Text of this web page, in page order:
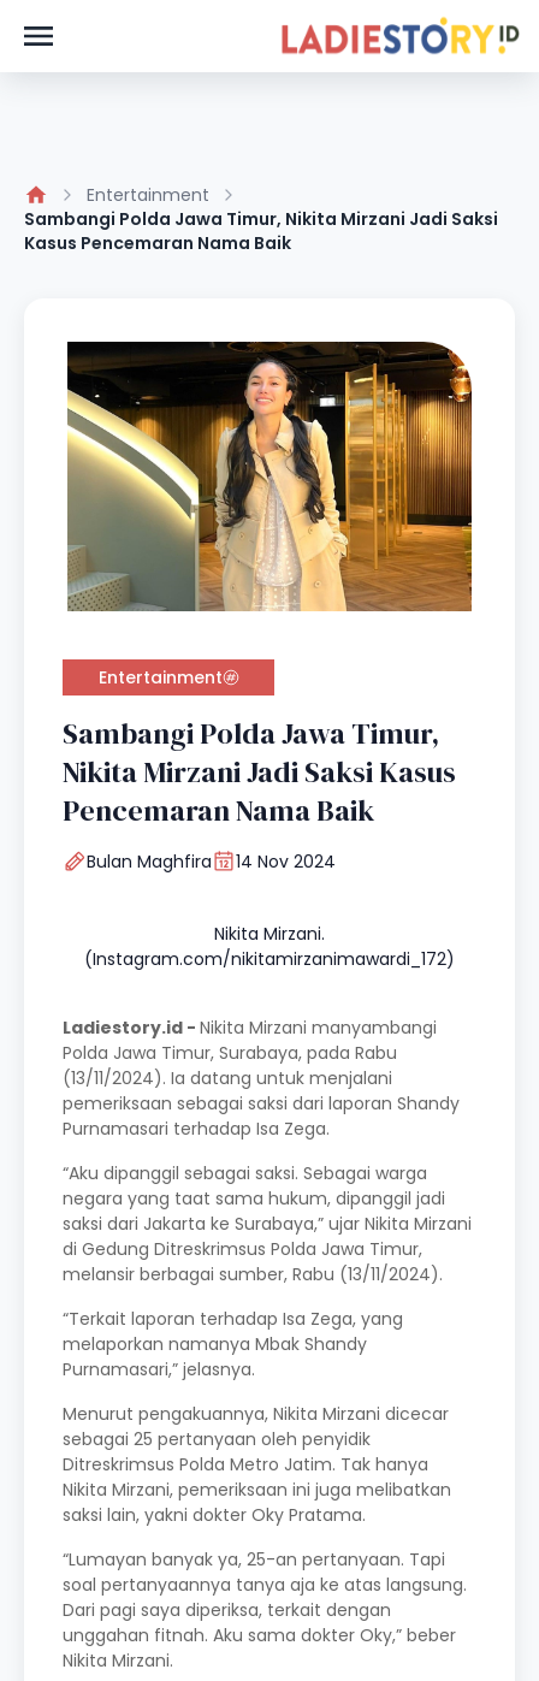
Entertainment
Sambangi Polda Jawa Timur, Nikita Mirzani Jadi Saksi
Kasus Pencemaran Nama Baik
Entertainment
Sambangi Polda Jawa Timur,
Nikita Mirzani Jadi Saksi Kasus
Pencemaran Nama Baik
Bulan Maghfira 14 Nov 2024
Nikita Mirzani.
(Instagram.com/nikitamirzanimawardi_172)
Ladiestory.id - Nikita Mirzani manyambangi
Polda Jawa Timur, Surabaya, pada Rabu
(13/11/2024). Ia datang untuk menjalani
pemeriksaan sebagai saksi dari laporan Shandy
Purnamasari terhadap Isa Zega.
“Aku dipanggil sebagai saksi. Sebagai warga
negara yang taat sama hukum, dipanggil jadi
saksi dari Jakarta ke Surabaya,” ujar Nikita Mirzani
di Gedung Ditreskrimsus Polda Jawa Timur,
melansir berbagai sumber, Rabu (13/11/2024).
“Terkait laporan terhadap Isa Zega, yang
melaporkan namanya Mbak Shandy
Purnamasari,” jelasnya.
Menurut pengakuannya, Nikita Mirzani dicecar
sebagai 25 pertanyaan oleh penyidik
Ditreskrimsus Polda Metro Jatim. Tak hanya
Nikita Mirzani, pemeriksaan ini juga melibatkan
saksi lain, yakni dokter Oky Pratama.
“Lumayan banyak ya, 25-an pertanyaan. Tapi
soal pertanyaannya tanya aja ke atas langsung.
Dari pagi saya diperiksa, terkait dengan
unggahan fitnah. Aku sama dokter Oky,” beber
Nikita Mirzani.